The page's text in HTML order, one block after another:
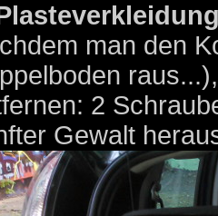
man den
2
Gewalt